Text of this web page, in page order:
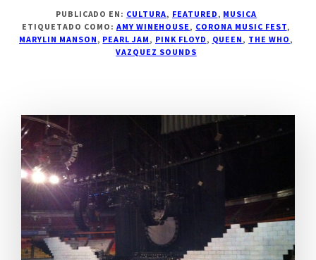
en
2011
PUBLICADO EN: CULTURA, FEATURED , MUSICA
ETIQUETADO COMO: AMY WINEHOUSE , CORONA MUSIC FEST,
MARYLIN MANSON , PEARL JAM , PINK FLOYD , QUEEN , THE WHO ,
VAZQUEZ SOUNDS